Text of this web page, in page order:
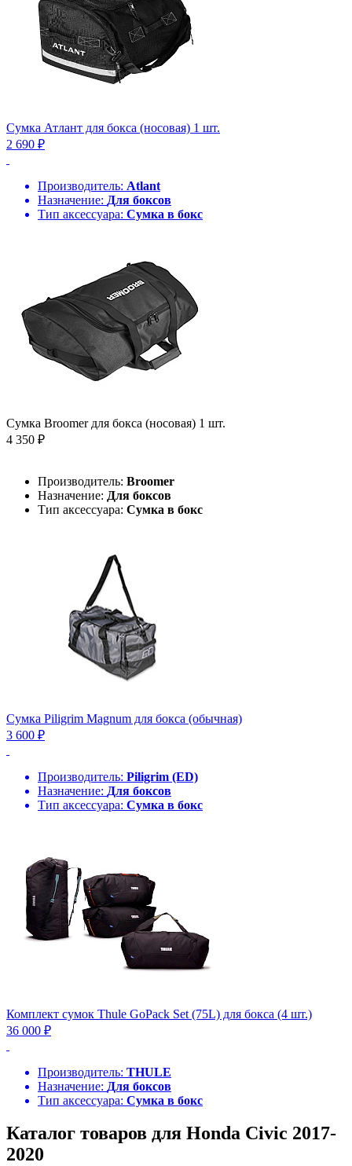
Сумка Атлант для бокса (носовая) 1 шт.
2 690 ₽
Производитель: Atlant
Назначение: Для боксов
Тип аксессуара: Сумка в бокс
Сумка Broomer для бокса (носовая) 1 шт.
4 350 ₽
Производитель: Broomer
Назначение: Для боксов
Тип аксессуара: Сумка в бокс
Сумка Piligrim Magnum для бокса (обычная)
3 600 ₽
Производитель: Piligrim (ED)
Назначение: Для боксов
Тип аксессуара: Сумка в бокс
Комплект сумок Thule GoPack Set (75L) для бокса (4 шт.)
36 000 ₽
Производитель: THULE
Назначение: Для боксов
Тип аксессуара: Сумка в бокс
Каталог товаров для Honda Civic 2017-
2020